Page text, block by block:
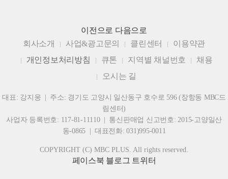
이전으로 다음으로
회사소개
사업&광고문의 클린센터
이용약관
개인정보처리방침
큐톤 지역별 채널번호
채용
오시는 길
대표: 강지웅 | 주소: 경기도 고양시 일산동구 호수로 596 (장항동 MBC드
림센터)
사업자 등록번호: 117-81-11110 | 통신판매업 신고번호: 2015-고양일산
동-0865 | 대표전화: 031)995-0011
COPYRIGHT (C) MBC PLUS. All rights reserved.
페이스북 블로그 트위터